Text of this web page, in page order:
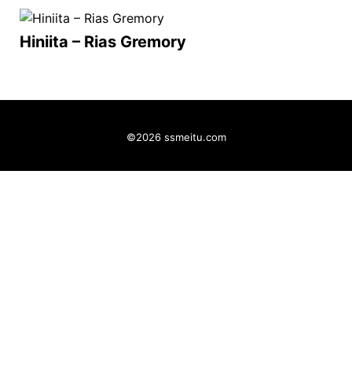
Hiniita – Rias Gremory
©2026 ssmeitu.com